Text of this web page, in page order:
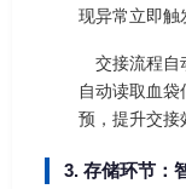
现异常立即触
交接流程自
自动读取血
预，提升交接
3. 存储环节：